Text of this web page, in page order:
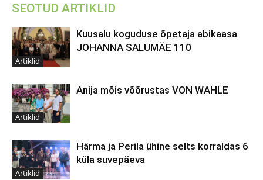
SEOTUD ARTIKLID
Artiklid
Kuusalu koguduse õpetaja abikaasa
JOHANNA SALUMÄE 110
Artiklid
Anija mõis võõrustas VON WAHLE
Artiklid
Härma ja Perila ühine selts korraldas 6
küla suvepäeva